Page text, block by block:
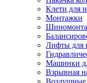
Клети для
Монтажки
Лифты для
Машинки
Взрывная
Воздушные